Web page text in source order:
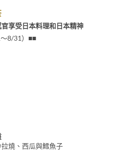
享受日本料理和日本精神
8/31）■■
燒、西瓜與鱈魚子